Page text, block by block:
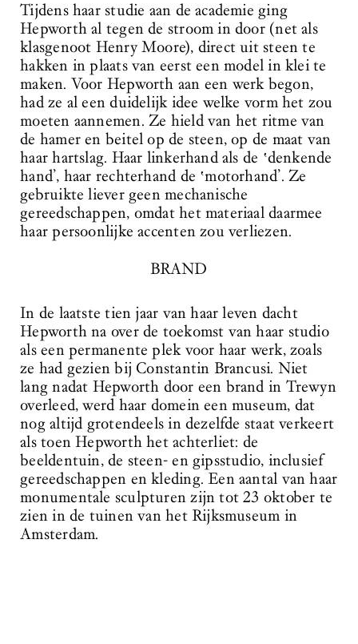
Tijdens haar studie aan de academie ging
Hepworth al tegen de stroom in door (net als
klasgenoot Henry Moore), direct uit steen te
hakken in plaats van eerst een model in klei te
maken. Voor Hepworth aan een werk begon,
had ze al een duidelijk idee welke vorm het zou
moeten aannemen. Ze hield van het ritme van
de hamer en beitel op de steen, op de maat van
haar hartslag. Haar linkerhand als de ‛denkende
hand’, haar rechterhand de ‛motorhand’. Ze
gebruikte liever geen mechanische
gereedschappen, omdat het materiaal daarmee
haar persoonlijke accenten zou verliezen.
BRAND
In de laatste tien jaar van haar leven dacht
Hepworth na over de toekomst van haar studio
als een permanente plek voor haar werk, zoals
ze had gezien bij Constantin Brancusi. Niet
lang nadat Hepworth door een brand in Trewyn
overleed, werd haar domein een museum, dat
nog altijd grotendeels in dezelfde staat verkeert
als toen Hepworth het achterliet: de
beeldentuin, de steen- en gipsstudio, inclusief
gereedschappen en kleding. Een aantal van haar
monumentale sculpturen zijn tot 23 oktober te
zien in de tuinen van het Rijksmuseum in
Amsterdam.